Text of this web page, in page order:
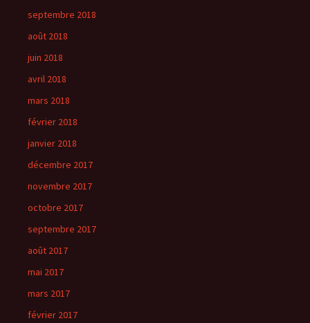
septembre 2018
août 2018
juin 2018
avril 2018
mars 2018
février 2018
janvier 2018
décembre 2017
novembre 2017
octobre 2017
septembre 2017
août 2017
mai 2017
mars 2017
février 2017